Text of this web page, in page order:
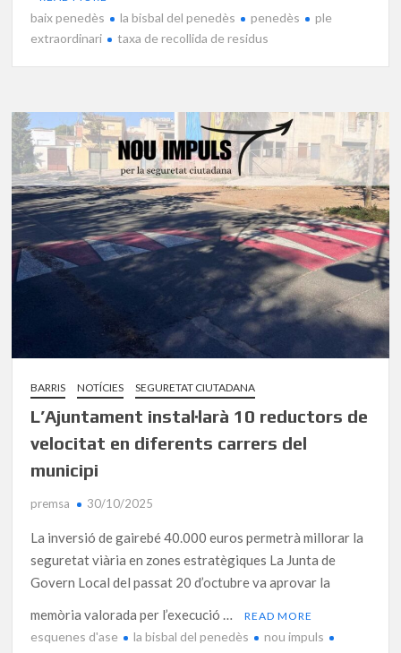
baix penedès la bisbal del penedès penedès
ple
extraordinari
taxa de recollida de residus
BARRIS NOTÍCIES SEGURETAT CIUTADANA
L’Ajuntament instal·larà 10 reductors de
velocitat en diferents carrers del
municipi
premsa 30/10/2025
La inversió de gairebé 40.000 euros permetrà millorar la
seguretat viària en zones estratègiques La Junta de
Govern Local del passat 20 d’octubre va aprovar la
memòria valorada per l’execució …
READ MORE
esquenes d'ase la bisbal del penedès
nou impuls